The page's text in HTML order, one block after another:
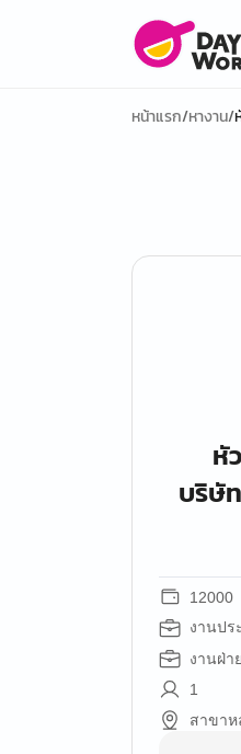
หน้าแรก/หางาน/
หั
บริษั
12000
งานปร
งานฝ่า
1
สาขาห